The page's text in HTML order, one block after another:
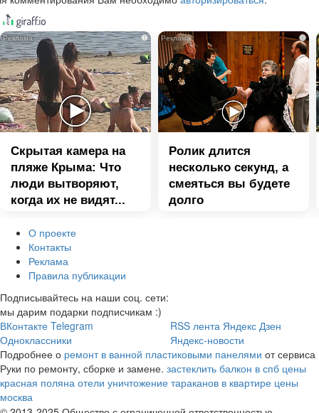
i
Скрытая камера на
пляже Крыма: Что
люди вытворяют,
когда их не видят...
i
Ролик длится
несколько секунд, а
смеяться вы будете
долго
О проекте
Контакты
Реклама
Правила публикации
Подписывайтесь на наши соц. сети:
мы дарим подарки подписчикам :)
ВКонтакте Telegram
Одноклассники
RSS лента Яндекс Дзен
Яндекс-новости
Подробнее о ремонт в ванной пластиковыми панелями от сервиса
Руки по ремонту, сборке и замене. застеклить балкон в спб цены
красная поляна отели уничтожение тараканов в квартире цены
москва